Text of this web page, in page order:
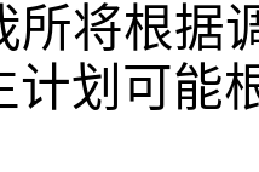
所将根据
计划可能